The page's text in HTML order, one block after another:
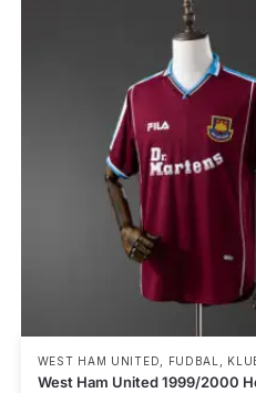
WEST HAM UNITED FUDBAL
West Ham United 1999/2000